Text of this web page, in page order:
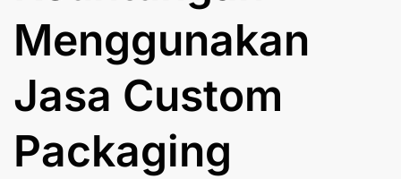
Menggunakan
Jasa Custom
Packaging